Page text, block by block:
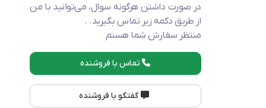
در صورت داشتن هرگونه سوال، می‌توانید با من
از طریق دکمه زیر تماس بگیرید. .
منتظر سفارش شما هستم
تماس با فروشنده
گفتگو با فروشنده